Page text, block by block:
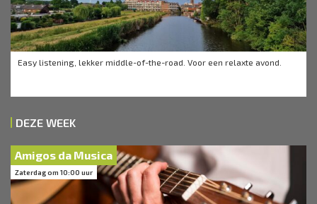
Easy listening, lekker middle-of-the-road. Voor een relaxte avond.
DEZE WEEK
Zaterdag om 10:00 uur
Amigos da Musica